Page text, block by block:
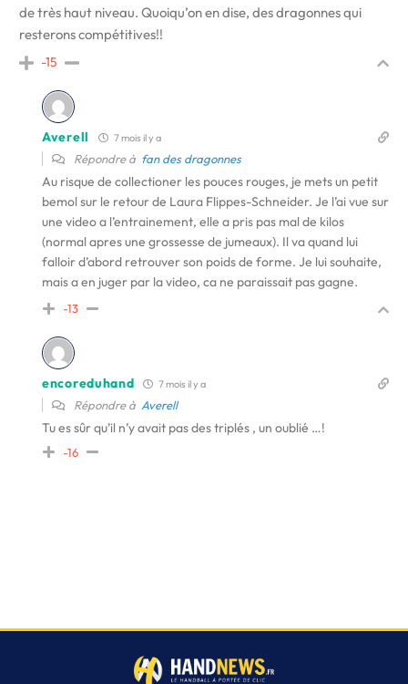
de très haut niveau. Quoiqu’on en dise, des dragonnes qui
resterons compétitives!!
-15
Averell 7 mois il y a
Répondre à fan des dragonnes
Au risque de collectioner les pouces rouges, je mets un petit
bemol sur le retour de Laura Flippes-Schneider. Je l’ai vue sur
une video a l’entrainement, elle a pris pas mal de kilos
(normal apres une grossesse de jumeaux). Il va quand lui
falloir d’abord retrouver son poids de forme. Je lui souhaite,
mais a en juger par la video, ca ne paraissait pas gagne.
-13
encoreduhand 7 mois il y a
Répondre à Averell
Tu es sûr qu’il n’y avait pas des triplés , un oublié …!
-16